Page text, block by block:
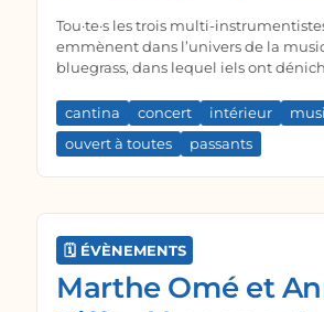
Tou·te·s les trois multi-
emmènent dans l’univers de la
bluegrass, dans lequel iels ont
faisant voguer entre mélancolie et
quelques compos inspirées de ces
seront présentées en acoustique,
cantina concert intérieur
ouvert à toutes
passants
🗓️ ÉVÈNEMENTS
Marthe Omé et